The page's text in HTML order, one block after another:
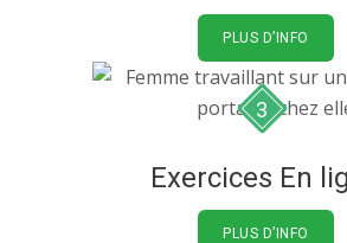
PLUS D’INFO
3
Exercices En
PLUS D’INFO